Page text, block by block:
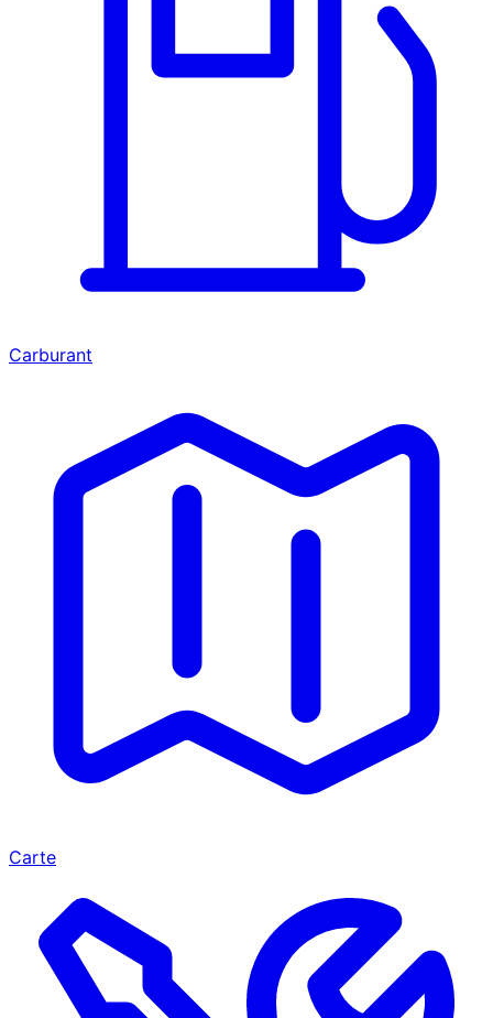
Carburant
Carte